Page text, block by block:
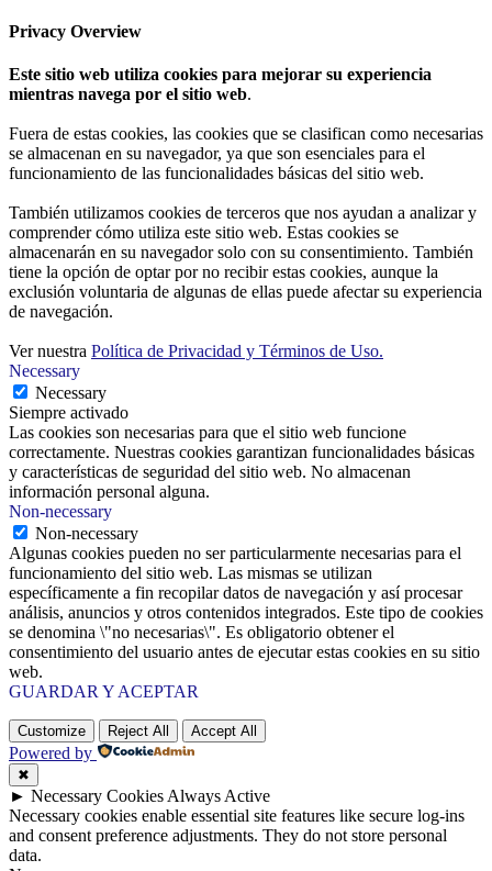
Privacy Overview
Este sitio web utiliza cookies para mejorar su experiencia
mientras navega por el sitio web.
Fuera de estas cookies, las cookies que se clasifican como necesarias
se almacenan en su navegador, ya que son esenciales para el
funcionamiento de las funcionalidades básicas del sitio web.
También utilizamos cookies de terceros que nos ayudan a analizar y
comprender cómo utiliza este sitio web. Estas cookies se
almacenarán en su navegador solo con su consentimiento. También
tiene la opción de optar por no recibir estas cookies, aunque la
exclusión voluntaria de algunas de ellas puede afectar su experiencia
de navegación.
Ver nuestra Política de Privacidad y Términos de Uso.
Necessary
Necessary
Siempre activado
Las cookies son necesarias para que el sitio web funcione
correctamente. Nuestras cookies garantizan funcionalidades básicas
y características de seguridad del sitio web. No almacenan
información personal alguna.
Non-necessary
Non-necessary
Algunas cookies pueden no ser particularmente necesarias para el
funcionamiento del sitio web. Las mismas se utilizan
específicamente a fin recopilar datos de navegación y así procesar
análisis, anuncios y otros contenidos integrados. Este tipo de cookies
se denomina \"no necesarias\". Es obligatorio obtener el
consentimiento del usuario antes de ejecutar estas cookies en su sitio
web.
GUARDAR Y ACEPTAR
Customize Reject All Accept All
Powered by
✖
► Necessary Cookies Always Active
Necessary cookies enable essential site features like secure log-ins
and consent preference adjustments. They do not store personal
data.